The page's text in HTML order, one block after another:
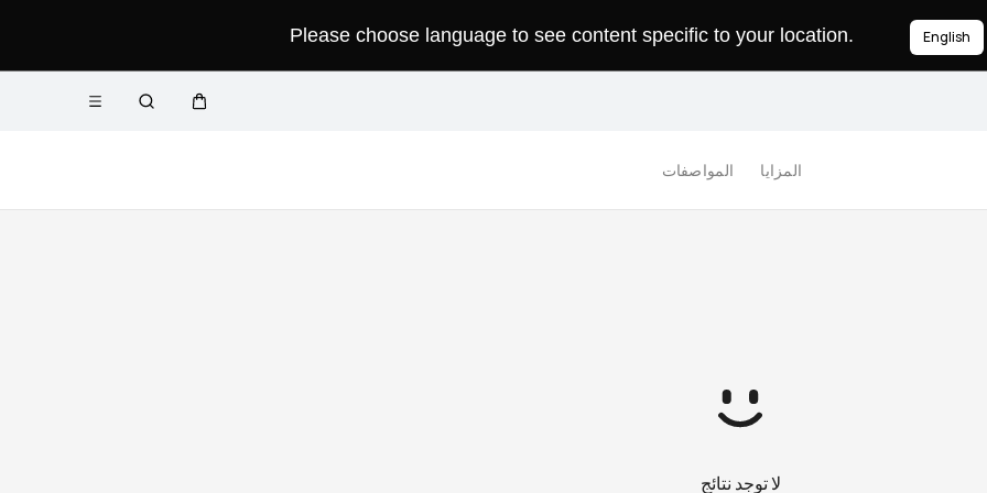
Please choose language to see content specific to your location. English
فتح القائمة
المزايا المواصفات
لا توجد نتائج